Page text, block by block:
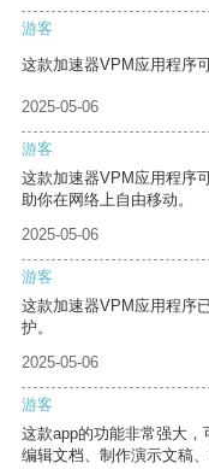
游客
这款加速器VPM应用程序
2025-05-06
游客
这款加速器VPM应用程序
助你在网络上自由移动。
2025-05-06
游客
这款加速器VPM应用程序
护。
2025-05-06
游客
这款app的功能非常强大
编辑文档、制作演示文稿